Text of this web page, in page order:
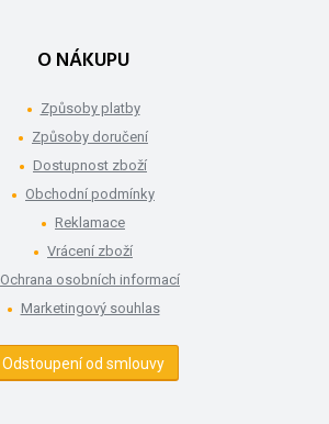
O NÁKUPU
Způsoby platby
Způsoby doručení
Dostupnost zboží
Obchodní podmínky
Reklamace
Vrácení zboží
Ochrana osobních informací
Marketingový souhlas
Odstoupení od smlouvy